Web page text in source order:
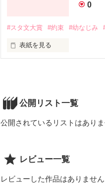
幕府の裏に隠された、理不
10年後の世界
笠原彰人と笹野梨奈の物語。
0
#スタ文大賞 #約束 #幼なじみ
表紙を見る
大切な約束、大切な思い出。
真実の愛のある、不思議な物
公開リスト一覧
公開されているリストはありま
レビュー一覧
レビューした作品はありません